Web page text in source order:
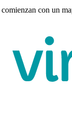
comienzan con un